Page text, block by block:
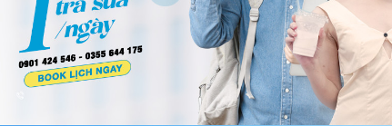
gì nghiêm trọng?